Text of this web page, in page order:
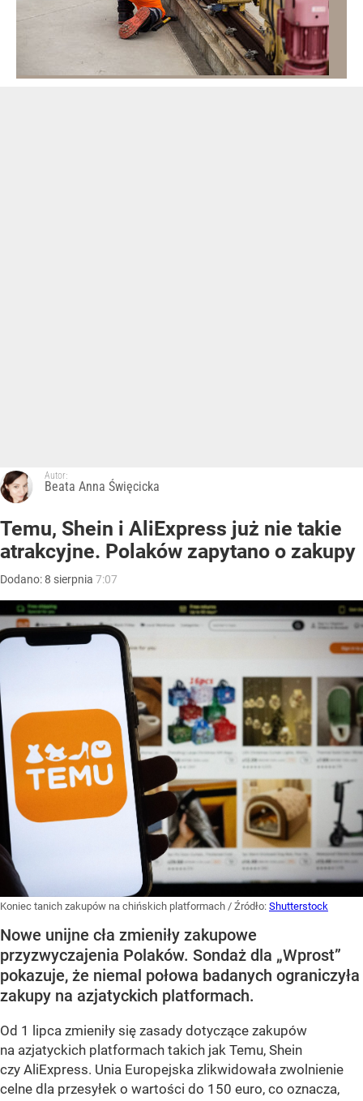
Autor:
Beata Anna Święcicka
Temu, Shein i AliExpress już nie takie
atrakcyjne. Polaków zapytano o zakupy
Dodano:8 sierpnia 7:07
Koniec tanich zakupów na chińskich platformach / Źródło: Shutterstock
Nowe unijne cła zmieniły zakupowe
przyzwyczajenia Polaków. Sondaż dla „Wprost”
pokazuje, że niemal połowa badanych ograniczyła
zakupy na azjatyckich platformach.
Od 1 lipca zmieniły się zasady dotyczące zakupów
na azjatyckich platformach takich jak Temu, Shein
czy AliExpress. Unia Europejska zlikwidowała zwolnienie
celne dla przesyłek o wartości do 150 euro, co oznacza,